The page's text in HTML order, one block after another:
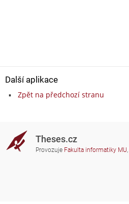
Další aplikace
Zpět na předchozí stranu
Theses.cz
Provozuje Fakulta informatiky MU,